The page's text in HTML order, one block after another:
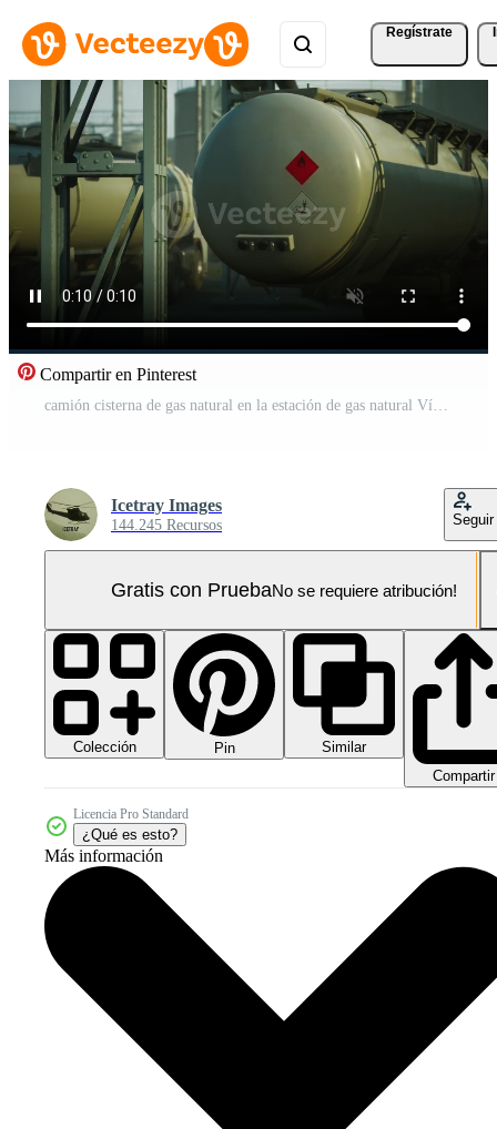
Regístrate
Compartir en Pinterest
camión cisterna de gas natural en la estación de gas natural Vídeo Pro
Icetray Images
144.245 Recursos Seguir
Gratis con PruebaNo se requiere atribución!
Colección Pin
Similar
Compartir
Licencia Pro Standard
¿Qué es esto?
Más información